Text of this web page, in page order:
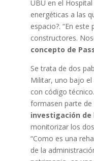
UBU en el
energéticas a las
espacio?. “En
constructores.
concepto de
Se trata de dos
Militar, uno bajo
con código
formasen parte de
investigación de
monitorizar los
“Como es una
de la